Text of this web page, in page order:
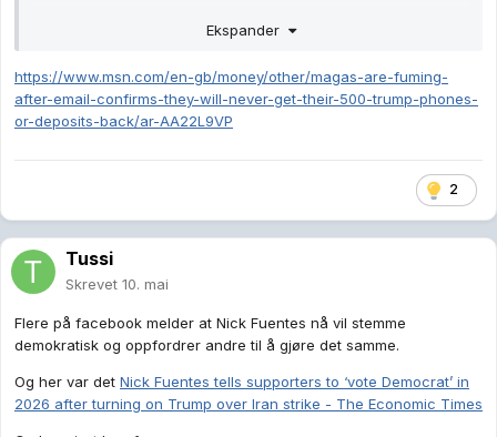
The Trump Mobile T1 phone was announced in June 2025 by
Apple and Samsung, retailing at £370 ($499) and promising a
'Made in the USA' build.
An estimated 590,000 buyers paid a £74 ($100) deposit to
million ($59 million). As of May 2026,not a single confirmed
customer has received the device. Now, a fresh wave of
anger is spreading across MAGA forums after buyers
received communication making clear that their money is, for
all practical purposes, gone.
Ekspander
https://www.msn.com/en-gb/money/other/magas-are-fuming-
after-email-confirms-they-will-never-get-their-500-trump-phones-
or-deposits-back/ar-AA22L9VP
2
Tussi
Skrevet 10. mai
Flere på facebook melder at Nick Fuentes nå vil stemme
demokratisk og oppfordrer andre til å gjøre det samme.
Og her var det Nick Fuentes tells supporters to ‘vote Democrat’ in
2026 after turning on Trump over Iran strike - The Economic Times